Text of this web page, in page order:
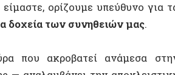
αναλαμβάνει να χτίσει
την καθημερινή του ζωή,
και συλλογικάκαι